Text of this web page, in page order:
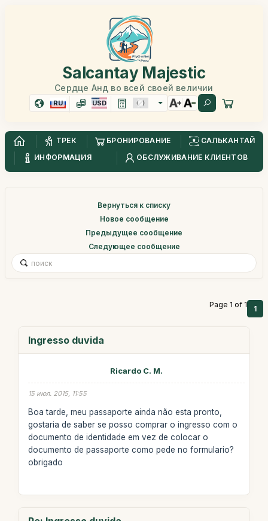
Salcantay Majestic
Сердце Анд во всей своей величии
RU USD
ТРЕК БРОНИРОВАНИЕ
САЛЬКАНТАЙ
ИНФОРМАЦИЯ
ОБСЛУЖИВАНИЕ КЛИЕНТОВ
Вернуться к списку
Новое сообщение
Предыдущее сообщение
Следующее сообщение
Page 1 of 1 1
Ingresso duvida
Ricardo C. M.
15 июл. 2015, 11:55
Boa tarde, meu passaporte ainda não esta pronto,
gostaria de saber se posso comprar o ingresso com o
documento de identidade em vez de colocar o
documento de passaporte como pede no formulario?
obrigado